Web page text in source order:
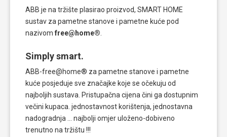
ABB je na tržište plasirao proizvod, SMART HOME
sustav za pametne stanove i pametne kuće pod
nazivom free@home®
Simply smart.
ABB-free@home® za pametne stanove i pametne
kuće posjeduje sve značajke koje se očekuju od
najboljih sustava. Pristupačna cijena čini ga dostupnim
večini kupaca. jednostavnost korištenja, jednostavna
nadogradnja … najbolji omjer uloženo-dobiveno
trenutno na tržištu !!!